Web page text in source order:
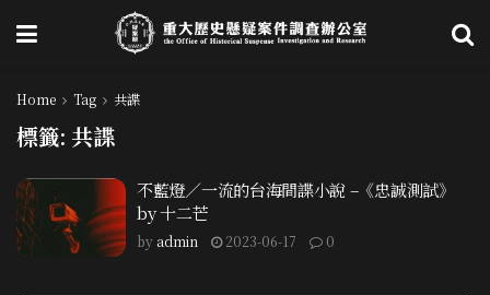
Home Tag 共諜
標籤: 共諜
不藍燈／一流的台海間諜小說 –《忠誠測試》
by 十二芒
by admin 2023-06-17 0